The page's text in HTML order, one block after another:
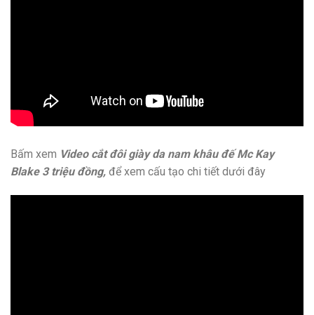
Bấm xem Video cắt đôi giày da nam khâu đế Mc Kay
Blake 3 triệu đồng, để xem cấu tạo chi tiết dưới đây